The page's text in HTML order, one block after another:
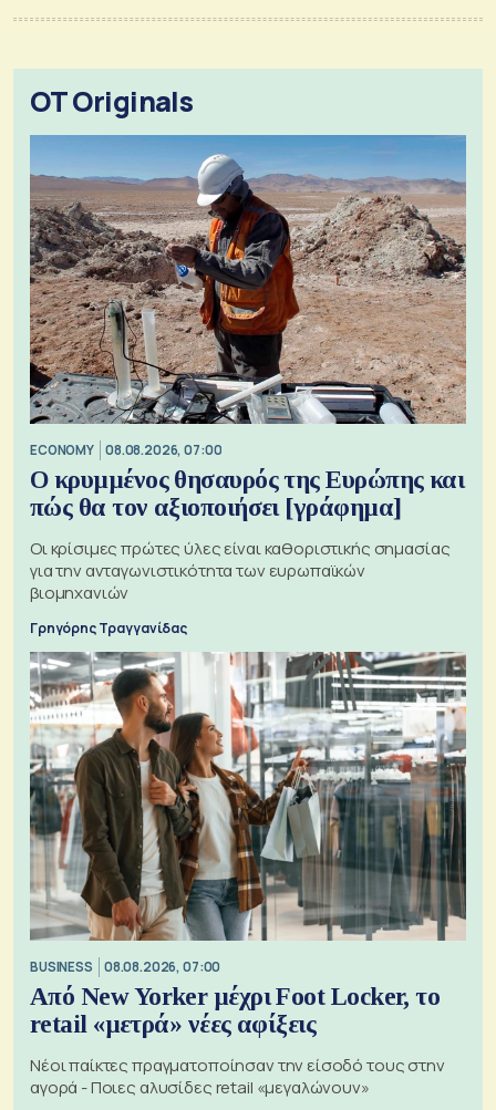
OT Originals
ECONOMY 08.08.2026, 07:00
Ο κρυμμένος θησαυρός της Ευρώπης και
πώς θα τον αξιοποιήσει [γράφημα]
Οι κρίσιμες πρώτες ύλες είναι καθοριστικής σημασίας
για την ανταγωνιστικότητα των ευρωπαϊκών
βιομηχανιών
Γρηγόρης Τραγγανίδας
BUSINESS 08.08.2026, 07:00
Από New Yorker μέχρι Foot Locker, το
retail «μετρά» νέες αφίξεις
Νέοι παίκτες πραγματοποίησαν την είσοδό τους στην
αγορά - Ποιες αλυσίδες retail «μεγαλώνουν»